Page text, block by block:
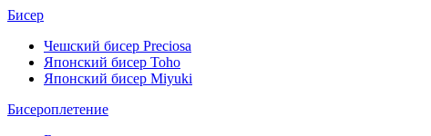
Бисер
Чешский бисер Preciosa
Японский бисер Toho
Японский бисер Miyuki
Бисероплетение